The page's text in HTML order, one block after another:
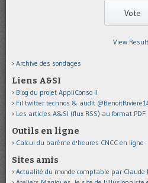
View
Archive des sondages
Liens A&SI
Blog du projet AppliConso II
Fil twitter technos & audit
Les articles A&SI (flux RSS) au format PDF
Outils en ligne
Calcul du barème d'heures CNCC en ligne
Sites amis
Actualité du monde comptable par Claude